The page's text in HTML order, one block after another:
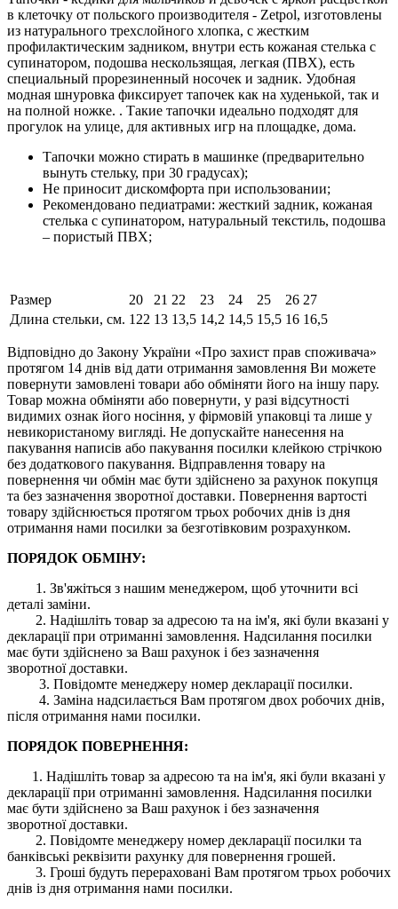
в клеточку от польского производителя - Zetpol, изготовлены
из натурального трехслойного хлопка, с жестким
профилактическим задником, внутри есть кожаная стелька с
супинатором, подошва нескользящая, легкая (ПВХ), есть
специальный прорезиненный носочек и задник. Удобная
модная шнуровка фиксирует тапочек как на худенькой, так и
на полной ножке. . Такие тапочки идеально подходят для
прогулок на улице, для активных игр на площадке, дома.
Тапочки можно стирать в машинке (предварительно
вынуть стельку, при 30 градусах);
Не приносит дискомфорта при использовании;
Рекомендовано педиатрами: жесткий задник, кожаная
стелька с супинатором, натуральный текстиль, подошва
– пористый ПВХ;
Размер 20 21 22 23 24 25 26 27
Длина стельки, см. 122 13 13,5 14,2 14,5 15,5 16 16,5
Відповідно до Закону України «Про захист прав споживача»
протягом 14 днів від дати отримання замовлення Ви можете
повернути замовлені товари або обміняти його на іншу пару.
Товар можна обміняти або повернути, у разі відсутності
видимих ​​ознак його носіння, у фірмовій упаковці та лише у
невикористаному вигляді. Не допускайте нанесення на
пакування написів або пакування посилки клейкою стрічкою
без додаткового пакування. Відправлення товару на
повернення чи обмін має бути здійснено за рахунок покупця
та без зазначення зворотної доставки. Повернення вартості
товару здійснюється протягом трьох робочих днів із дня
отримання нами посилки за безготівковим розрахунком.
ПОРЯДОК ОБМІНУ:
1. Зв'яжіться з нашим менеджером, щоб уточнити всі
деталі заміни.
2. Надішліть товар за адресою та на ім'я, які були вказані у
декларації при отриманні замовлення. Надсилання посилки
має бути здійснено за Ваш рахунок і без зазначення
зворотної доставки.
3. Повідомте менеджеру номер декларації посилки.
4. Заміна надсилається Вам протягом двох робочих днів,
після отримання нами посилки.
ПОРЯДОК ПОВЕРНЕННЯ:
1. Надішліть товар за адресою та на ім'я, які були вказані у
декларації при отриманні замовлення. Надсилання посилки
має бути здійснено за Ваш рахунок і без зазначення
зворотної доставки.
2. Повідомте менеджеру номер декларації посилки та
банківські реквізити рахунку для повернення грошей.
3. Гроші будуть перераховані Вам протягом трьох робочих
днів із дня отримання нами посилки.